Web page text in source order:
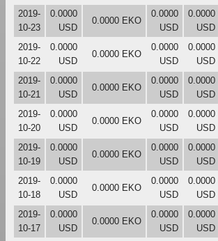
2019-
10-23
0.0000
USD
0.0000 EKO
0.0000
USD
0.0000
USD
2019-
10-22
0.0000
USD
0.0000 EKO
0.0000
USD
0.0000
USD
2019-
10-21
0.0000
USD
0.0000 EKO
0.0000
USD
0.0000
USD
2019-
10-20
0.0000
USD
0.0000 EKO
0.0000
USD
0.0000
USD
2019-
10-19
0.0000
USD
0.0000 EKO
0.0000
USD
0.0000
USD
2019-
10-18
0.0000
USD
0.0000 EKO
0.0000
USD
0.0000
USD
2019-
10-17
0.0000
USD
0.0000 EKO
0.0000
USD
0.0000
USD